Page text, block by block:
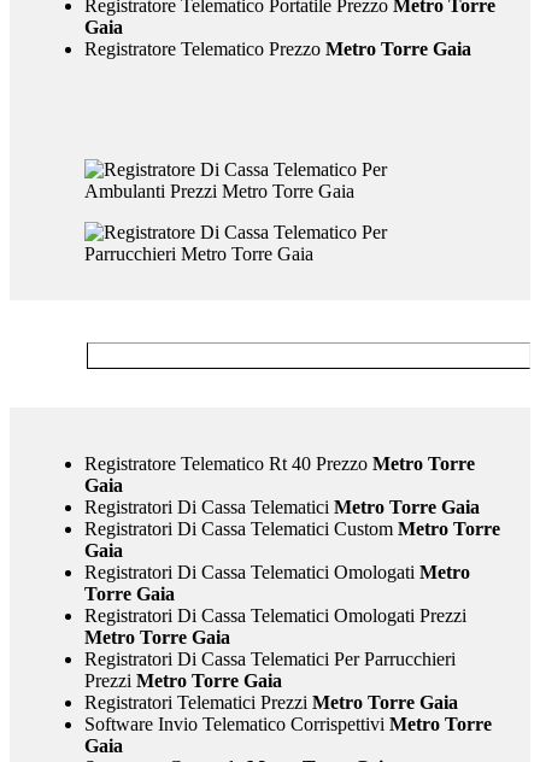
Registratore Telematico Portatile PrezzoMetro Torre
Gaia
Registratore Telematico PrezzoMetro Torre Gaia
Registratore Telematico Rt 40 PrezzoMetro Torre
Gaia
Registratori Di Cassa Telematici Metro Torre Gaia
Registratori Di Cassa Telematici CustomMetro Torre
Gaia
Registratori Di Cassa Telematici Omologati Metro
Torre Gaia
Registratori Di Cassa Telematici Omologati Prezzi
Metro Torre Gaia
Registratori Di Cassa Telematici Per Parrucchieri
Prezzi Metro Torre Gaia
Registratori Telematici Prezzi Metro Torre Gaia
Software Invio Telematico Corrispettivi Metro Torre
Gaia